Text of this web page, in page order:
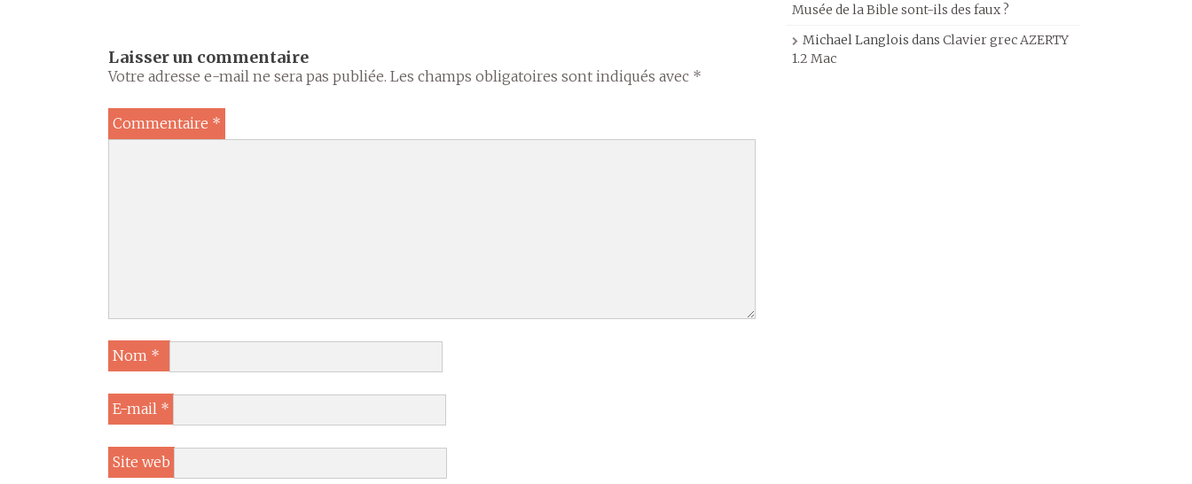
Laisser un commentaire
Votre adresse e-mail ne sera pas publiée. Les champs obligatoires sont indiqués avec *
Commentaire *
Nom *
E-mail *
Site web
Musée de la Bible sont-ils des faux ?
Michael Langlois dans Clavier grec AZERTY
1.2 Mac